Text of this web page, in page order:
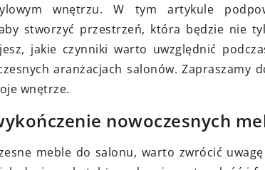
wnętrzu. W tym artykule
stworzyć przestrzeń, która będzie nie
jakie czynniki warto uwzględnić
aranżacjach salonów. Zapraszamy
wnętrze.
nowoczesnych
meble do salonu, warto zwrócić
Dowiedz się więcej o tym, jak
wybrać najbardziej efektywny
system wentylacyjny dla Twojego
domu, aby zapewnić komfort i
zdrowe powietrze dla Twojej
rodziny.